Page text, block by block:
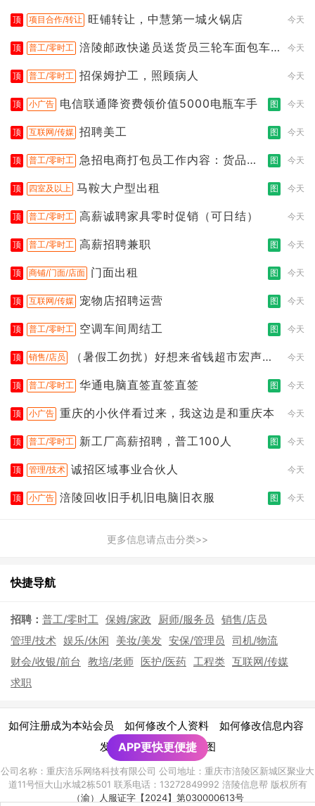
顶 项目合作/转让 旺铺转让，中慧第一城火锅店 今天
顶 普工/零时工 涪陵邮政快递员送货员三轮车面包车
今天
顶 普工/零时工 招保姆护工，照顾病人 今天
顶 小广告 电信联通降资费领价值5000电瓶车手 图 今天
顶 互联网/传媒 招聘美工 图 今天
顶 普工/零时工 急招电商打包员工作内容：货品分
图 今天
顶 四室及以上 马鞍大户型出租 图 今天
顶 普工/零时工 高薪诚聘家具零时促销（可日结） 今天
顶 普工/零时工 高薪招聘兼职 图 今天
顶 商铺/门面/店面 门面出租 图 今天
顶 互联网/传媒 宠物店招聘运营 图 今天
顶 普工/零时工 空调车间周结工 图 今天
顶 销售/店员
（暑假工勿扰）好想来省钱超市宏声桥
今天
顶 普工/零时工 华通电脑直签直签直签 图 今天
顶 小广告 重庆的小伙伴看过来，我这边是和重庆本 今天
顶 普工/零时工 新工厂高薪招聘，普工100人 图 今天
顶 管理/技术 诚招区域事业合伙人 今天
顶 小广告 涪陵回收旧手机旧电脑旧衣服 图 今天
更多信息请点击分类>>
快捷导航
招聘： 普工/零时工 保姆/家政 厨师/服务员 销售/店员
管理/技术 娱乐/休闲 美妆/美发 安保/管理员 司机/物流
财会/收银/前台 教培/老师 医护/医药 工程类 互联网/传媒
求职
如何注册成为本站会员 如何修改个人资料 如何修改信息内容
发布广告须知 | 网站地图
公司名称：重庆涪乐网络科技有限公司 公司地址：重庆市涪陵区新城区聚业大
道11号恒大山水城2栋501 联系电话：13272849992 涪陵信息帮 版权所有
（渝）人服证字【2024】第030000613号
APP更快更便捷